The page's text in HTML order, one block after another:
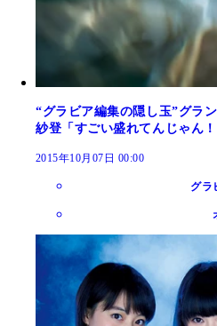
“グラビア編集の隠し玉”グラ
紗登「すごい盛れてんじゃん
2015年10月07日 00:00
グラ